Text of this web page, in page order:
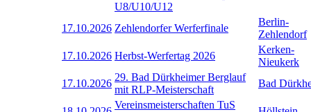
U8/U10/U12
17.10.2026 Zehlendorfer Werferfinale
Berlin-
Zehlendorf
17.10.2026 Herbst-Werfertag 2026
Kerken-
Nieukerk
17.10.2026
29. Bad Dürkheimer Berglauf
mit RLP-Meisterschaft
Bad
Vereinsmeisterschaften TuS